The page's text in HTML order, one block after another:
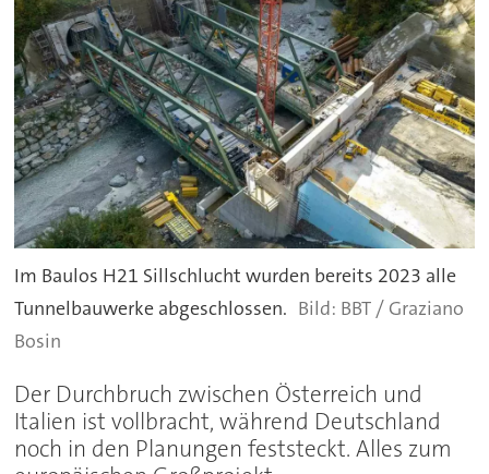
Im Baulos H21 Sillschlucht wurden bereits 2023 alle
Tunnelbauwerke abgeschlossen.
BBT / Graziano
Bosin
Der Durchbruch zwischen Österreich und
Italien ist vollbracht, während Deutschland
noch in den Planungen feststeckt. Alles zum